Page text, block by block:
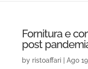
Fornitura e
post
by ristoaffari| Ago